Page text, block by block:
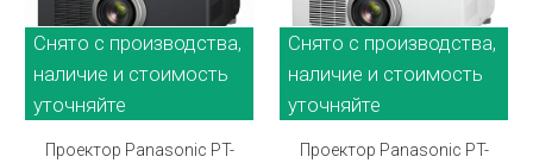
Снято с производства,
наличие и стоимость
уточняйте
Проектор Panasonic PT-
Снято с производства,
наличие и стоимость
уточняйте
Проектор Panasonic PT-